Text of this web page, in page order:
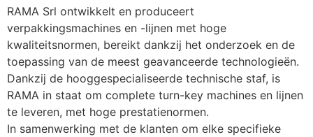
RAMA Srl ontwikkelt en produceert
verpakkingsmachines en -lijnen met hoge
kwaliteitsnormen, bereikt dankzij het onderzoek en de
toepassing van de meest geavanceerde technologieën.
Dankzij de hooggespecialiseerde technische staf, is
RAMA in staat om complete turn-key machines en lijnen
te leveren, met hoge prestatienormen.
In samenwerking met de klanten om elke specifieke